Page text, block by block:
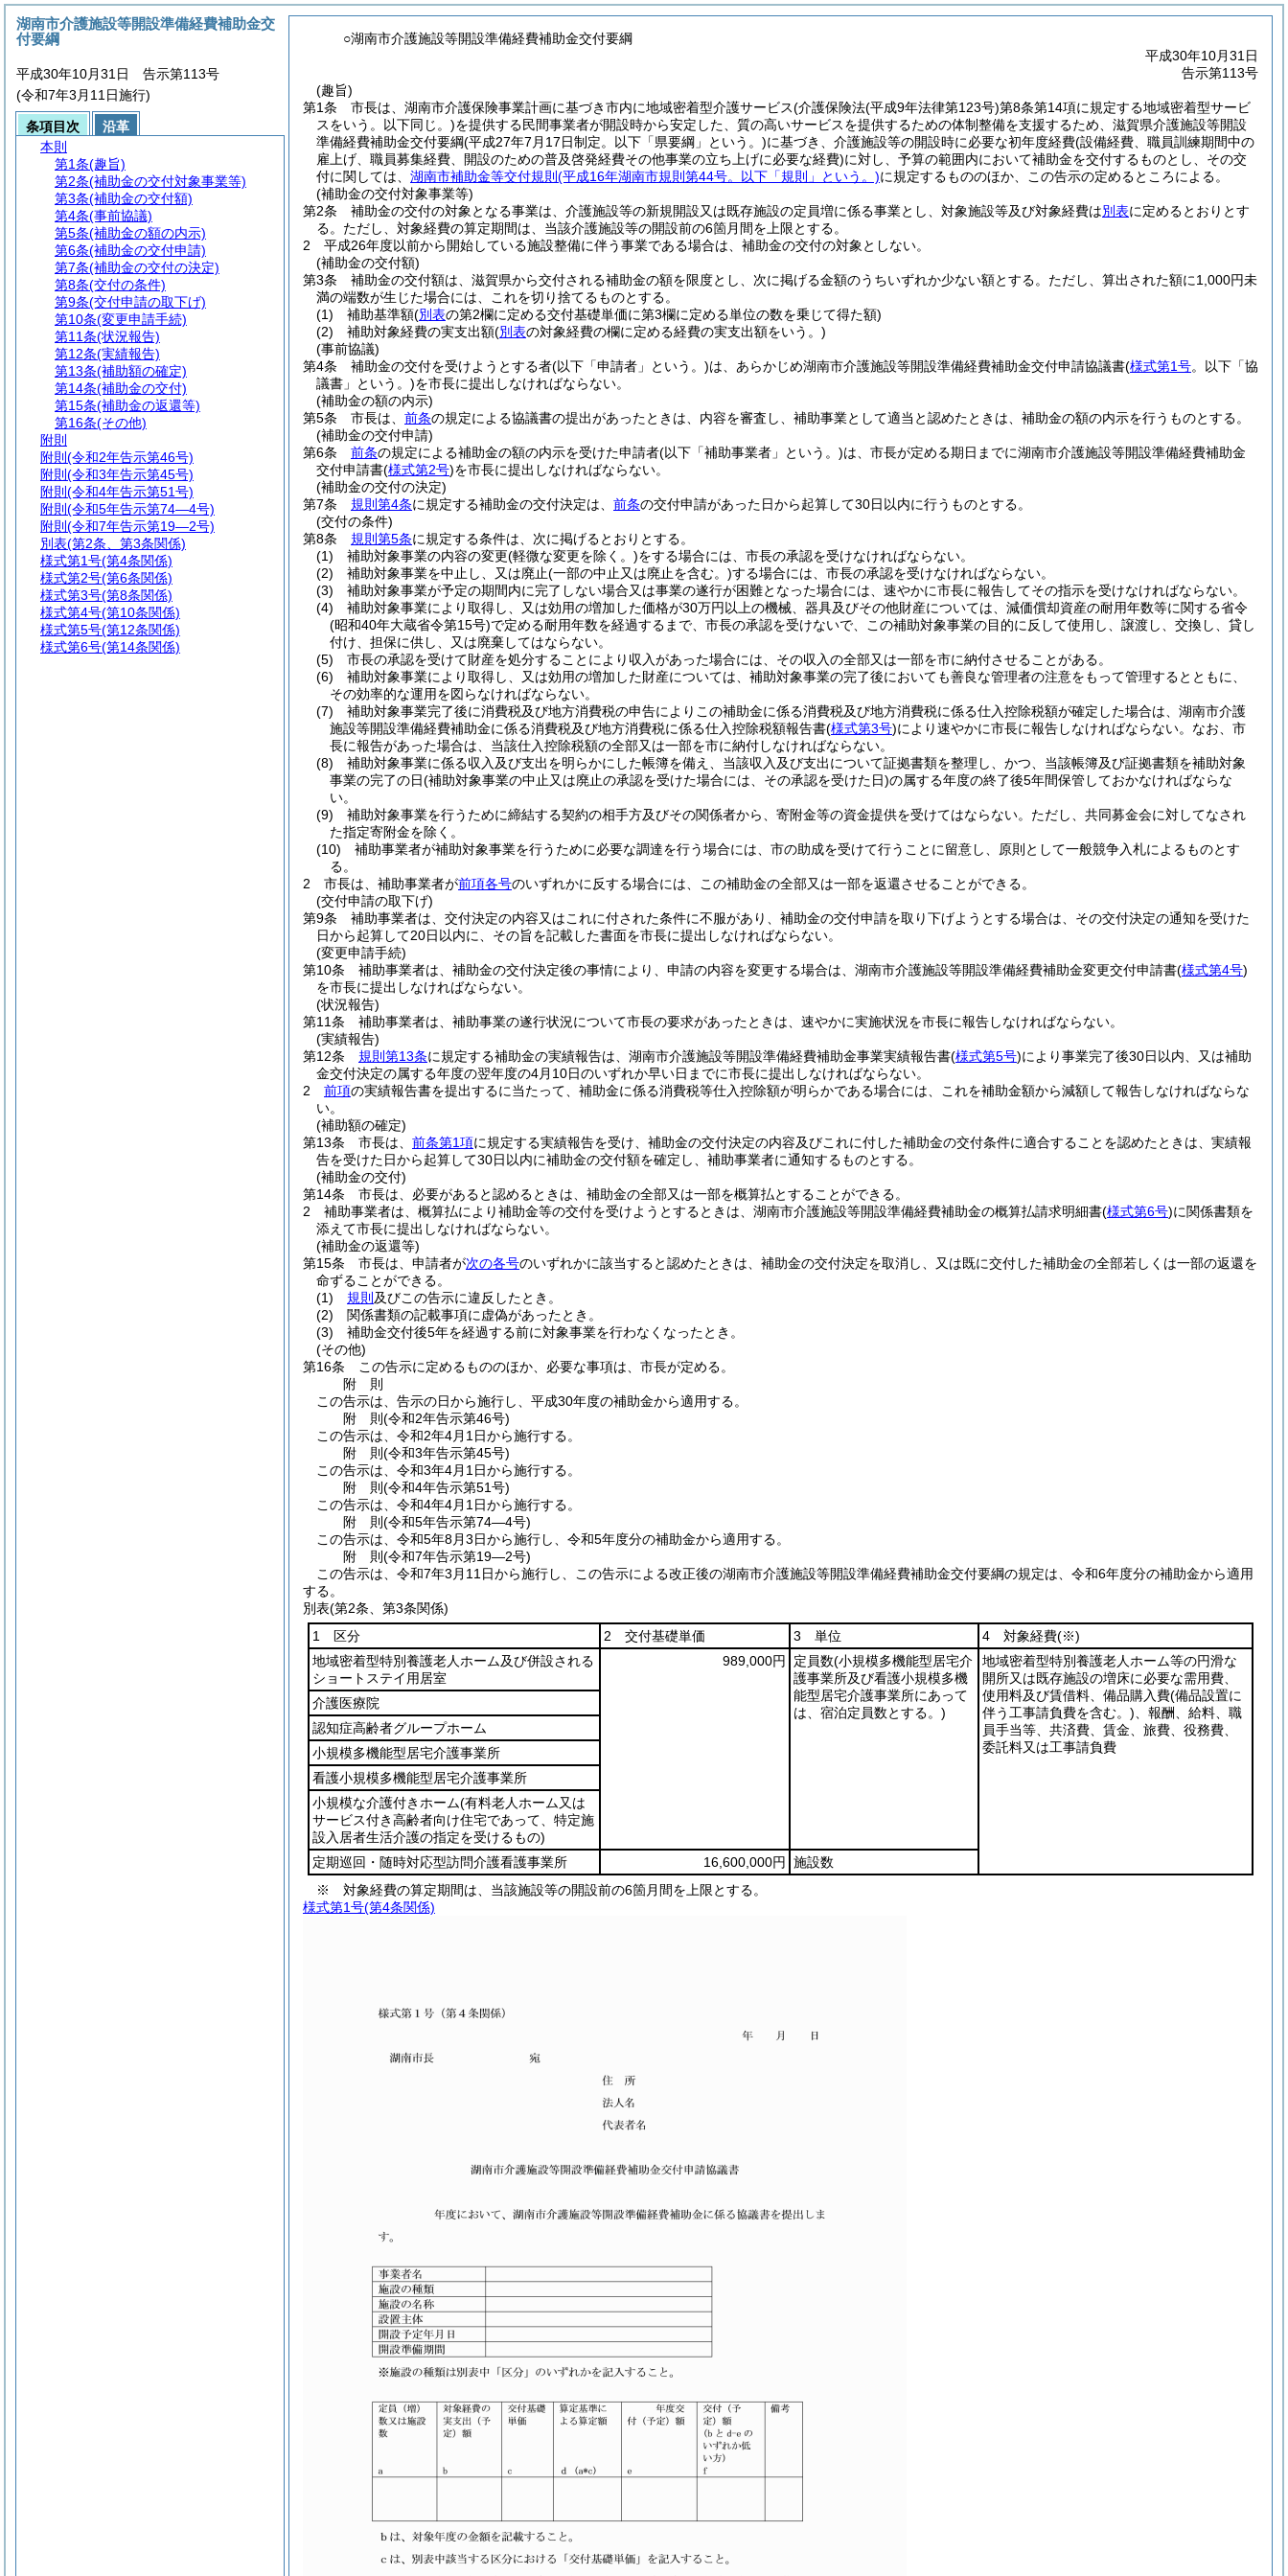
○湖南市介護施設等開設準備経費補助金交付要綱
平成30年10月31日
告示第113号
(趣旨)
第1条
市長は、湖南市介護保険事業計画に基づき市内に地域密着型介護サービス(介護保険法(平成9年法律第123号)第8条第14項に規定する地域密着型サービ
スをいう。以下同じ。)を提供する民間事業者が開設時から安定した、質の高いサービスを提供するための体制整備を支援するため、滋賀県介護施設等開設
準備経費補助金交付要綱(平成27年7月17日制定。以下「県要綱」という。)に基づき、介護施設等の開設時に必要な初年度経費(設備経費、職員訓練期間中の
雇上げ、職員募集経費、開設のための普及啓発経費その他事業の立ち上げに必要な経費)に対し、予算の範囲内において補助金を交付するものとし、その交
付に関しては、 湖南市補助金等交付規則 (平成16年湖南市規則第44号。以下「規則」という。)に規定するもののほか、この告示の定めるところによる。
(補助金の交付対象事業等)
第2条
補助金の交付の対象となる事業は、介護施設等の新規開設又は既存施設の定員増に係る事業とし、対象施設等及び対象経費は別表に定めるとおりとす
る。 ただし、対象経費の算定期間は、当該介護施設等の開設前の6箇月間を上限とする。
2
平成26年度以前から開始している施設整備に伴う事業である場合は、補助金の交付の対象としない。
(補助金の交付額)
第3条
補助金の交付額は、滋賀県から交付される補助金の額を限度とし、次に掲げる金額のうちいずれか少ない額とする。 ただし、算出された額に1,000円未
満の端数が生じた場合には、これを切り捨てるものとする。
(1)
補助基準額(別表の第2欄に定める交付基礎単価に第3欄に定める単位の数を乗じて得た額)
(2)
補助対象経費の実支出額(別表の対象経費の欄に定める経費の実支出額をいう。)
(事前協議)
第4条
補助金の交付を受けようとする者(以下「申請者」という。)は、あらかじめ湖南市介護施設等開設準備経費補助金交付申請協議書(様式第1号。以下「協
議書」という。)を市長に提出しなければならない。
(補助金の額の内示)
第5条
市長は、 前条の規定による協議書の提出があったときは、内容を審査し、補助事業として適当と認めたときは、補助金の額の内示を行うものとする。
(補助金の交付申請)
第6条
前条の規定による補助金の額の内示を受けた申請者(以下「補助事業者」という。)は、市長が定める期日までに湖南市介護施設等開設準備経費補助金
交付申請書(様式第2号)を市長に提出しなければならない。
(補助金の交付の決定)
第7条
規則第4条に規定する補助金の交付決定は、 前条の交付申請があった日から起算して30日以内に行うものとする。
(交付の条件)
第8条
規則第5条に規定する条件は、次に掲げるとおりとする。
(1)
補助対象事業の内容の変更(軽微な変更を除く。)をする場合には、市長の承認を受けなければならない。
(2)
補助対象事業を中止し、又は廃止(一部の中止又は廃止を含む。)する場合には、市長の承認を受けなければならない。
(3)
補助対象事業が予定の期間内に完了しない場合又は事業の遂行が困難となった場合には、速やかに市長に報告してその指示を受けなければならない。
(4)
補助対象事業により取得し、又は効用の増加した価格が30万円以上の機械、器具及びその他財産については、減価償却資産の耐用年数等に関する省令
(昭和40年大蔵省令第15号)で定める耐用年数を経過するまで、市長の承認を受けないで、この補助対象事業の目的に反して使用し、譲渡し、交換し、貸し
付け、担保に供し、又は廃棄してはならない。
(5)
市長の承認を受けて財産を処分することにより収入があった場合には、その収入の全部又は一部を市に納付させることがある。
(6)
補助対象事業により取得し、又は効用の増加した財産については、補助対象事業の完了後においても善良な管理者の注意をもって管理するとともに、
その効率的な運用を図らなければならない。
(7)
補助対象事業完了後に消費税及び地方消費税の申告によりこの補助金に係る消費税及び地方消費税に係る仕入控除税額が確定した場合は、湖南市介護
施設等開設準備経費補助金に係る消費税及び地方消費税に係る仕入控除税額報告書(様式第3号)により速やかに市長に報告しなければならない。 なお、市
長に報告があった場合は、当該仕入控除税額の全部又は一部を市に納付しなければならない。
(8)
補助対象事業に係る収入及び支出を明らかにした帳簿を備え、当該収入及び支出について証拠書類を整理し、かつ、当該帳簿及び証拠書類を補助対象
事業の完了の日(補助対象事業の中止又は廃止の承認を受けた場合には、その承認を受けた日)の属する年度の終了後5年間保管しておかなければならな
い。
(9)
補助対象事業を行うために締結する契約の相手方及びその関係者から、寄附金等の資金提供を受けてはならない。 ただし、共同募金会に対してなされ
た指定寄附金を除く。
(10)
補助事業者が補助対象事業を行うために必要な調達を行う場合には、市の助成を受けて行うことに留意し、原則として一般競争入札によるものとす
る。
2
市長は、補助事業者が前項各号のいずれかに反する場合には、この補助金の全部又は一部を返還させることができる。
(交付申請の取下げ)
第9条
補助事業者は、交付決定の内容又はこれに付された条件に不服があり、補助金の交付申請を取り下げようとする場合は、その交付決定の通知を受けた
日から起算して20日以内に、その旨を記載した書面を市長に提出しなければならない。
(変更申請手続)
第10条
補助事業者は、補助金の交付決定後の事情により、申請の内容を変更する場合は、湖南市介護施設等開設準備経費補助金変更交付申請書(様式第4号)
を市長に提出しなければならない。
(状況報告)
第11条
補助事業者は、補助事業の遂行状況について市長の要求があったときは、速やかに実施状況を市長に報告しなければならない。
(実績報告)
第12条
規則第13条に規定する補助金の実績報告は、湖南市介護施設等開設準備経費補助金事業実績報告書(様式第5号)により事業完了後30日以内、又は補助
金交付決定の属する年度の翌年度の4月10日のいずれか早い日までに市長に提出しなければならない。
2
前項の実績報告書を提出するに当たって、補助金に係る消費税等仕入控除額が明らかである場合には、これを補助金額から減額して報告しなければならな
い。
(補助額の確定)
第13条
市長は、 前条第1項に規定する実績報告を受け、補助金の交付決定の内容及びこれに付した補助金の交付条件に適合することを認めたときは、実績報
告を受けた日から起算して30日以内に補助金の交付額を確定し、補助事業者に通知するものとする。
(補助金の交付)
第14条
市長は、必要があると認めるときは、補助金の全部又は一部を概算払とすることができる。
2
補助事業者は、概算払により補助金等の交付を受けようとするときは、湖南市介護施設等開設準備経費補助金の概算払請求明細書(様式第6号)に関係書類を
添えて市長に提出しなければならない。
(補助金の返還等)
第15条
市長は、申請者が次の各号のいずれかに該当すると認めたときは、補助金の交付決定を取消し、又は既に交付した補助金の全部若しくは一部の返還を
命ずることができる。
(1)
規則 及びこの告示に違反したとき。
(2)
関係書類の記載事項に虚偽があったとき。
(3)
補助金交付後5年を経過する前に対象事業を行わなくなったとき。
(その他)
第16条
この告示に定めるもののほか、必要な事項は、市長が定める。
附 則
この告示は、告示の日から施行し、平成30年度の補助金から適用する。
附 則(令和2年告示第46号)
この告示は、令和2年4月1日から施行する。
附 則(令和3年告示第45号)
この告示は、令和3年4月1日から施行する。
附 則(令和4年告示第51号)
この告示は、令和4年4月1日から施行する。
附 則(令和5年告示第74―4号)
この告示は、令和5年8月3日から施行し、令和5年度分の補助金から適用する。
附 則(令和7年告示第19―2号)
この告示は、令和7年3月11日から施行し、この告示による改正後の湖南市介護施設等開設準備経費補助金交付要綱の規定は、令和6年度分の補助金から適用
する。
別表(第2条、第3条関係)
1 区分
2 交付基礎単価 3 単位 4 対象経費(※)
地域密着型特別養護老人ホーム及び併設される
ショートステイ用居室
989,000円 定員数(小規模多機能型居宅介
護事業所及び看護小規模多機
能型居宅介護事業所にあって
は、宿泊定員数とする。)
地域密着型特別養護老人ホーム等の円滑な
開所又は既存施設の増床に必要な需用費、
使用料及び賃借料、備品購入費(備品設置に
伴う工事請負費を含む。) 、報酬、給料、職
員手当等、共済費、賃金、旅費、役務費、
委託料又は工事請負費
介護医療院
認知症高齢者グループホーム
小規模多機能型居宅介護事業所
看護小規模多機能型居宅介護事業所
小規模な介護付きホーム(有料老人ホーム又は
サービス付き高齢者向け住宅であって、特定施
設入居者生活介護の指定を受けるもの)
定期巡回・随時対応型訪問介護看護事業所
16,600,000円
施設数
※ 対象経費の算定期間は、当該施設等の開設前の6箇月間を上限とする。
様式第1号(第4条関係)
湖南市介護施設等開設準備経費補助金交
付要綱
平成30年10月31日 告示第113号
(令和7年3月11日施行)
条項目次
沿革
本則
第1条(趣旨)
第2条(補助金の交付対象事業等)
第3条(補助金の交付額)
第4条(事前協議)
第5条(補助金の額の内示)
第6条(補助金の交付申請)
第7条(補助金の交付の決定)
第8条(交付の条件)
第9条(交付申請の取下げ)
第10条(変更申請手続)
第11条(状況報告)
第12条(実績報告)
第13条(補助額の確定)
第14条(補助金の交付)
第15条(補助金の返還等)
第16条(その他)
附則
附則 (令和2年告示第46号)
附則 (令和3年告示第45号)
附則 (令和4年告示第51号)
附則 (令和5年告示第74―4号)
附則 (令和7年告示第19―2号)
別表(第2条、第3条関係)
様式第1号(第4条関係)
様式第2号(第6条関係)
様式第3号(第8条関係)
様式第4号(第10条関係)
様式第5号(第12条関係)
様式第6号(第14条関係)